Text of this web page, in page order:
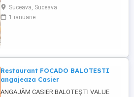
DE PIZZER (PIZZAR). CĂUTĂM UN COLEG
CARE A MAI LUCRAT ÎN DOMENIU, CU
EXPERIENTĂ ÎN PERPARAREA PIZZA.
rețetar; - persoană curată, ...
Suceava, Suceava
1 ianuarie
Restaurant FOCADO BALOTESTI
angajeaza Casier
ANGAJĂM CASIER BALOTEȘTI VALUE